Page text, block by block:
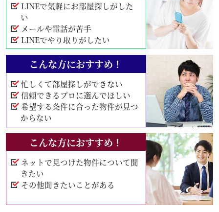
LINEで気軽にお部屋探しがした
い
メールや電話が苦手
LINEでやり取りがしたい
こんな方におすすめ！
忙しくて部屋探しができない
信頼できるプロに選んでほしい
希望する条件に合った物件が見つ
からない
こんな方におすすめ！
ネットで見つけた物件について聞
きたい
その他聞きたいことがある